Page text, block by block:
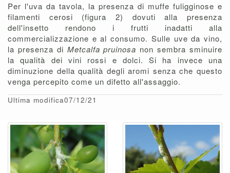
Per l'uva da tavola, la presenza di muffe fuligginose e
filamenti cerosi (figura 2) dovuti alla presenza
dell'insetto rendono i frutti inadatti alla
commercializzazione e al consumo. Sulle uve da vino,
la presenza di Metcalfa pruinosa non sembra sminuire
la qualità dei vini rossi e dolci. Si ha invece una
diminuzione della qualità degli aromi senza che questo
venga percepito come un difetto all'assaggio.
Ultima modifica07/12/21